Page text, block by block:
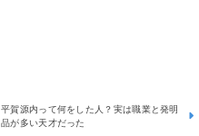
平賀源内って何をした人？実は職業と発明
品が多い天才だった